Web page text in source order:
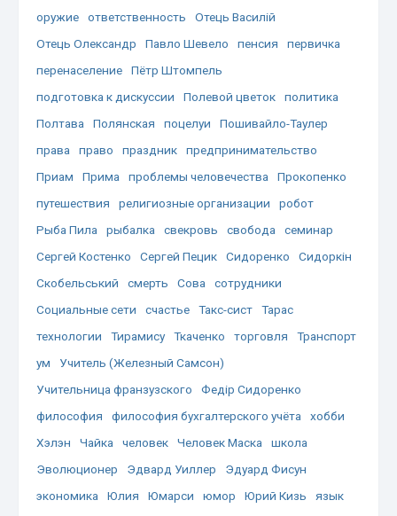
оружие
ответственность
Отець Василій
Отець Олександр
Павло Шевело пенсия
первичка
перенаселение
Пётр Штомпель
подготовка к дискуссии
Полевой цветок
политика
Полтава
Полянская поцелуи
Пошивайло-Таулер
права
право праздник
предпринимательство
Приам
Прима проблемы человечества
Прокопенко
путешествия
религиозные организации
робот
Рыба Пила
рыбалка свекровь свобода
семинар
Сергей Костенко
Сергей Пецик Сидоренко
Сидоркін
Скобельський
смерть Сова
сотрудники
Социальные сети
счастье Такс-сист
Тарас
технологии
Тирамису Ткаченко торговля
Транспорт
ум
Учитель (Железный Самсон)
Учительница франзузского
Федір Сидоренко
философия
философия бухгалтерского учёта
хобби
Хэлэн
Чайка человек Человек Маска
школа
Эволюционер
Эдвард Уиллер
Эдуард Фисун
экономика
Юлия Юмарси юмор Юрий Кизь
язык